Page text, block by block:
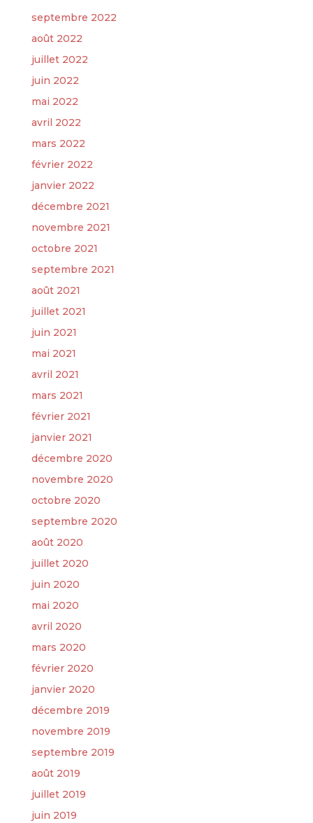
septembre 2022
août 2022
juillet 2022
juin 2022
mai 2022
avril 2022
mars 2022
février 2022
janvier 2022
décembre 2021
novembre 2021
octobre 2021
septembre 2021
août 2021
juillet 2021
juin 2021
mai 2021
avril 2021
mars 2021
février 2021
janvier 2021
décembre 2020
novembre 2020
octobre 2020
septembre 2020
août 2020
juillet 2020
juin 2020
mai 2020
avril 2020
mars 2020
février 2020
janvier 2020
décembre 2019
novembre 2019
septembre 2019
août 2019
juillet 2019
juin 2019